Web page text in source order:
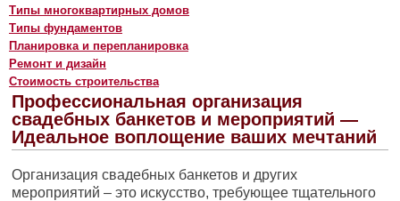
Типы многоквартирных домов
Типы фундаментов
Планировка и перепланировка
Ремонт и дизайн
Стоимость строительства
Профессиональная организация
свадебных банкетов и мероприятий —
Идеальное воплощение ваших мечтаний
Организация свадебных банкетов и других
мероприятий – это искусство, требующее тщательного